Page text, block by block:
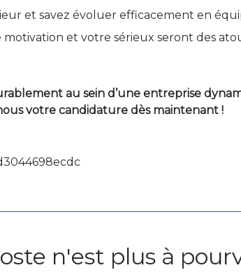
et savez évoluer efficacement en
motivation et votre sérieux seront des
au sein d’une entreprise
votre candidature dès maintenant !
n'est plus à